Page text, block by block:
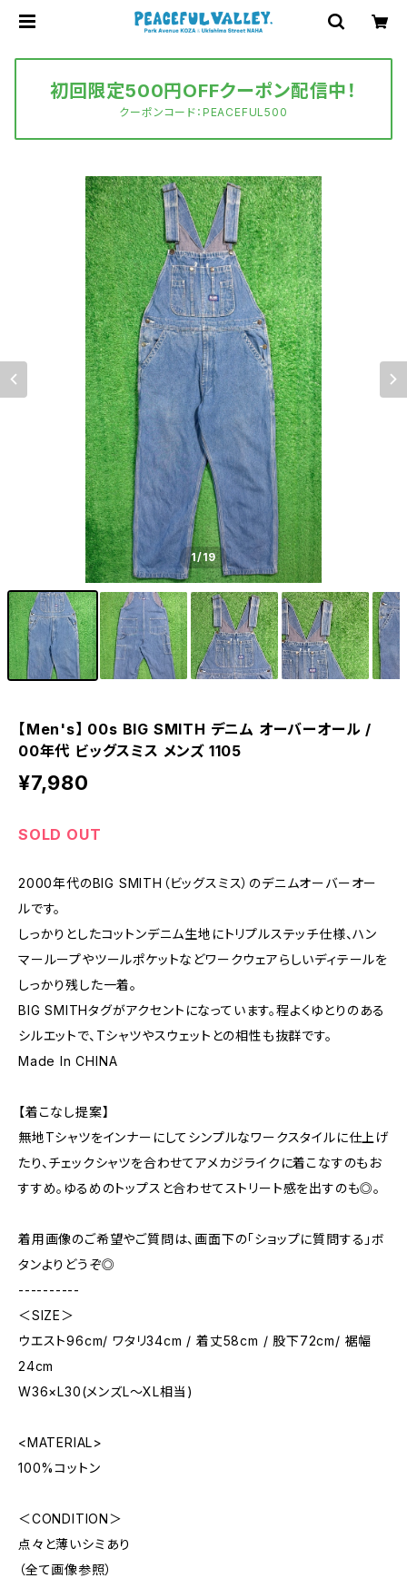
初回限定500円OFFクーポン配信中！
クーポンコード：PEACEFUL500
1/19
【Men's】 00s BIG SMITH デニム オーバーオール /
00年代 ビッグスミス メンズ 1105
¥7,980
SOLD OUT
2000年代のBIG SMITH（ビッグスミス）のデニムオーバーオー
ルです。
しっかりとしたコットンデニム生地にトリプルステッチ仕様、ハン
マーループやツールポケットなどワークウェアらしいディテールを
しっかり残した一着。
BIG SMITHタグがアクセントになっています。程よくゆとりのある
シルエットで、Tシャツやスウェットとの相性も抜群です。
Made In CHINA
【着こなし提案】
無地Tシャツをインナーにしてシンプルなワークスタイルに仕上げ
たり、チェックシャツを合わせてアメカジライクに着こなすのもお
すすめ。ゆるめのトップスと合わせてストリート感を出すのも◎。
着用画像のご希望やご質問は、画面下の「ショップに質問する」ボ
タンよりどうぞ◎
----------
＜SIZE＞
ウエスト96cm/ ワタリ34cm / 着丈58cm / 股下72cm/ 裾幅
24cm
W36×L30(メンズL～XL相当)
<MATERIAL>
100%コットン
＜CONDITION＞
点々と薄いシミあり
（全て画像参照）